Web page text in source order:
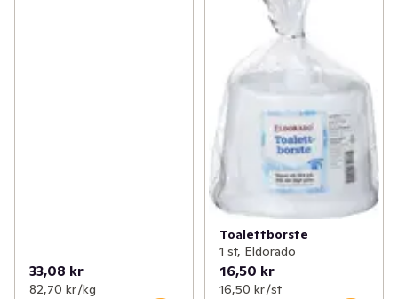
33,08 kr
82,70 kr /kg
Toalettborste
1 st, Eldorado
16,50 kr
16,50 kr /st